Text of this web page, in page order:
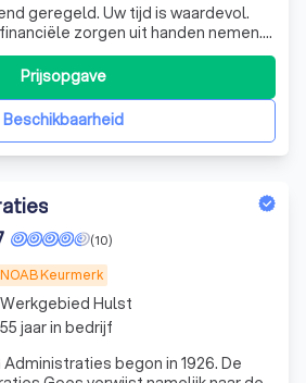
Uw tijd is waardevol.
zorgen uit handen nemen.
beheren al uw financiële
zodat u met een gerust hart kunt
Beschikbaarheid
Prijsopgave
NOAB Keurmerk
(10)
begon in 1926. De
Werkgebied Hulst
55 jaar in bedrijf